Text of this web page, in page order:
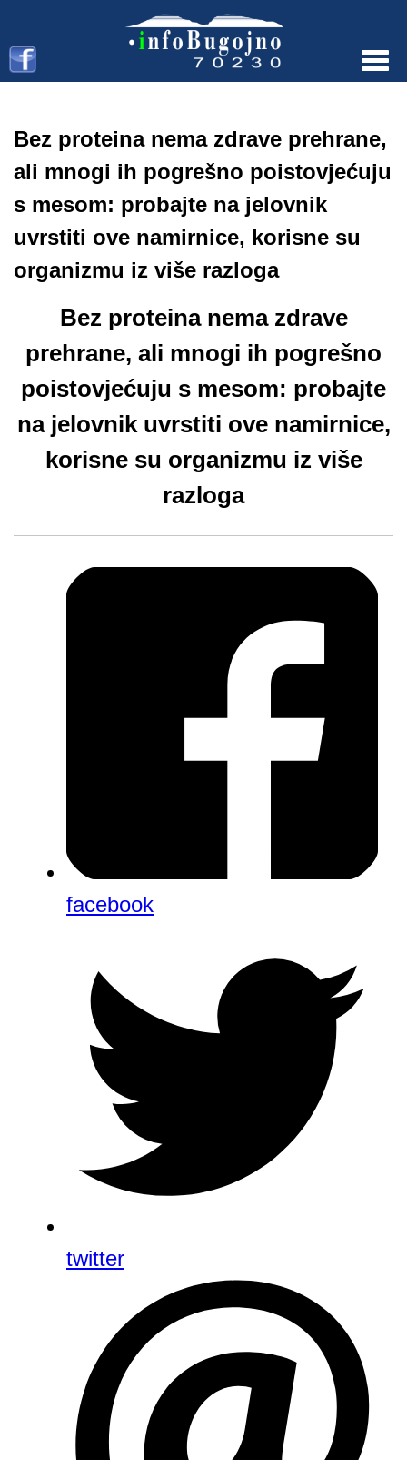
Bez proteina nema zdrave prehrane,
ali mnogi ih pogrešno poistovjećuju
s mesom: probajte na jelovnik
uvrstiti ove namirnice, korisne su
organizmu iz više razloga
Bez proteina nema zdrave
prehrane, ali mnogi ih pogrešno
poistovjećuju s mesom: probajte
na jelovnik uvrstiti ove namirnice,
korisne su organizmu iz više
razloga
facebook
twitter